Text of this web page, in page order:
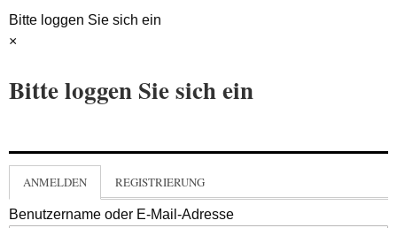
Bitte loggen Sie sich ein
×
Bitte loggen Sie sich ein
ANMELDEN REGISTRIERUNG
Benutzername oder E-Mail-Adresse